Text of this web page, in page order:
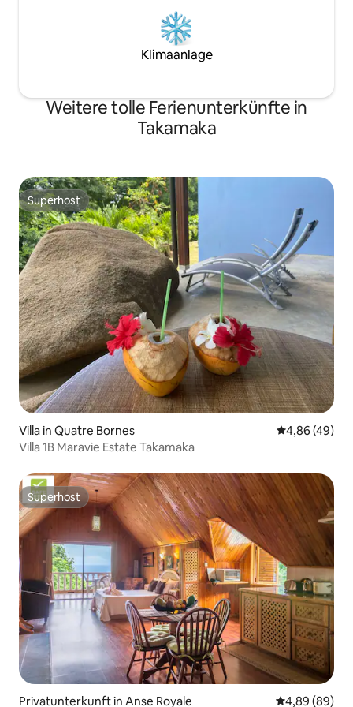
Klimaanlage
Weitere tolle Ferienunterkünfte in
Takamaka
Superhost
Superhost
Villa in Quatre Bornes
4,86 (49)
Villa 1B Maravie Estate Takamaka
Superhost
Superhost
Privatunterkunft in Anse Royale 4,89 (89)